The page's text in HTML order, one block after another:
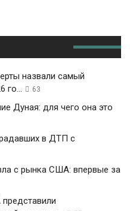
назвали самый
го...
63
Дуная: для чего она это
в ДТП с
с рынка США: впервые за